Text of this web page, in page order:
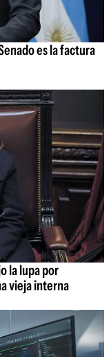
es la factura
la lupa por
vieja interna